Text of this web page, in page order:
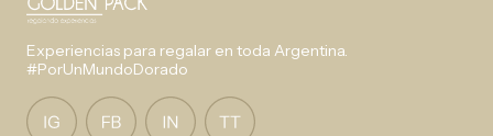
Experiencias para regalar en toda Argentina.
#PorUnMundoDorado